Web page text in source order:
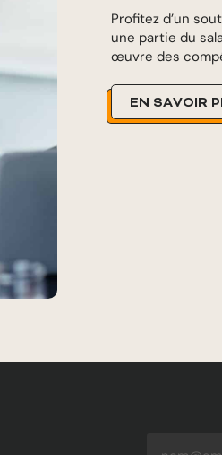
Profitez d’un
une partie du
œuvre des
EN SAVOIR